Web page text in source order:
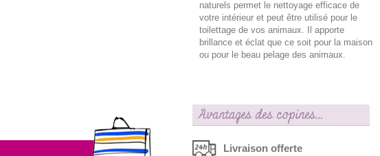
naturels permet le nettoyage efficace de
votre intérieur et peut être utilisé pour le
toilettage de vos animaux. Il apporte
brillance et éclat que ce soit pour la maison
ou pour le beau pelage des animaux.
Avantages des copines…
Livraison offerte